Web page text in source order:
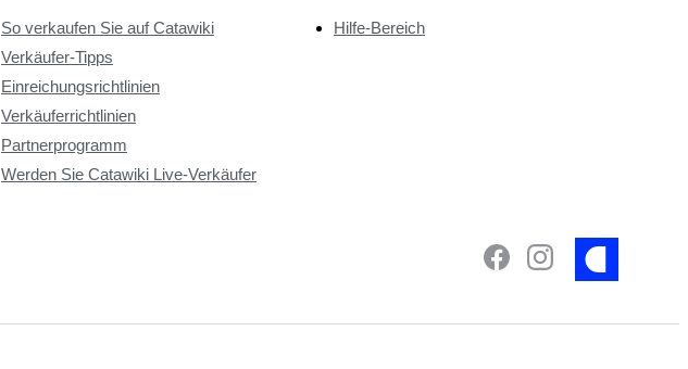
So verkaufen Sie auf Catawiki
Verkäufer-Tipps
Einreichungsrichtlinien
Verkäuferrichtlinien
Partnerprogramm
Werden Sie Catawiki Live-Verkäufer
Hilfe-Bereich